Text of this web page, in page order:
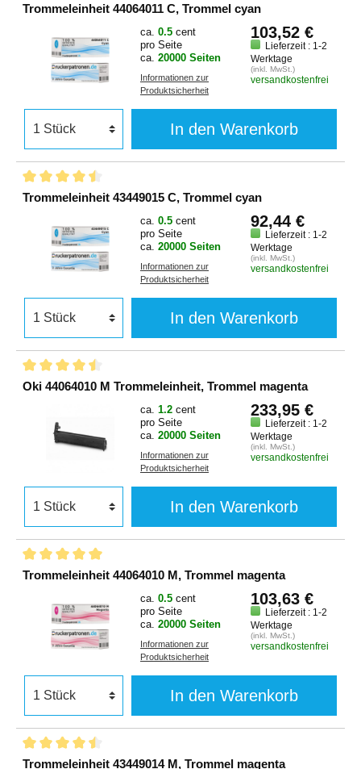
Trommeleinheit 44064011 C, Trommel cyan
ca. 0.5 cent
pro Seite
ca. 20000 Seiten
Informationen zur
Produktsicherheit
103,52 €
Lieferzeit : 1-2
Werktage
(inkl. MwSt.)
versandkostenfrei
In den Warenkorb
Trommeleinheit 43449015 C, Trommel cyan
ca. 0.5 cent
pro Seite
ca. 20000 Seiten
Informationen zur
Produktsicherheit
92,44 €
Lieferzeit : 1-2
Werktage
(inkl. MwSt.)
versandkostenfrei
In den Warenkorb
Oki 44064010 M Trommeleinheit, Trommel magenta
ca. 1.2 cent
pro Seite
ca. 20000 Seiten
Informationen zur
Produktsicherheit
233,95 €
Lieferzeit : 1-2
Werktage
(inkl. MwSt.)
versandkostenfrei
In den Warenkorb
Trommeleinheit 44064010 M, Trommel magenta
ca. 0.5 cent
pro Seite
ca. 20000 Seiten
Informationen zur
Produktsicherheit
103,63 €
Lieferzeit : 1-2
Werktage
(inkl. MwSt.)
versandkostenfrei
In den Warenkorb
Trommeleinheit 43449014 M, Trommel magenta